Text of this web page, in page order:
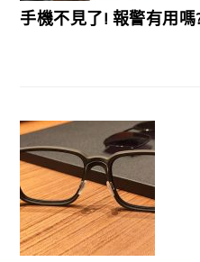
手機不見了! 報警有用